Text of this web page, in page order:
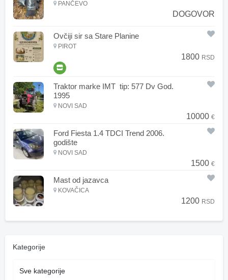
PANČEVO
DOGOVOR
Ovčiji sir sa Stare Planine
PIROT
1800 RSD
Traktor marke IMT tip: 577 Dv God.
1995
NOVI SAD
10000 €
Ford Fiesta 1.4 TDCI Trend 2006.
godište
NOVI SAD
1500 €
Mast od jazavca
KOVAČICA
1200 RSD
Kategorije
Sve kategorije